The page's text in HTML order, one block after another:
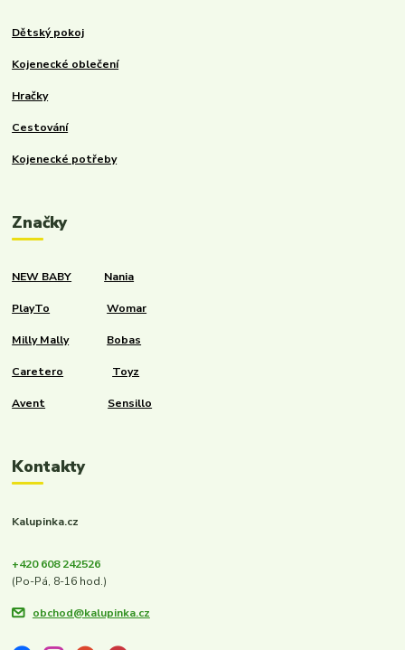
Dětský pokoj
Kojenecké oblečení
Hračky
Cestování
Kojenecké potřeby
Značky
NEW BABY Nania
PlayTo Womar
Milly Mally Bobas
Caretero Toyz
Avent Sensillo
Kontakty
Kalupinka.cz
+420 608 242526
(Po-Pá, 8-16 hod.)
obchod@kalupinka.cz